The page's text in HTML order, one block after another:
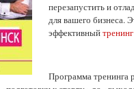
перезапустить и
для вашего бизнеса.
эффективный
Программа тренинга